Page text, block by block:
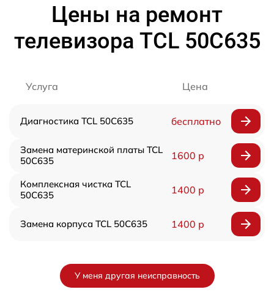
Цены на ремонт
телевизора TCL 50C635
Услуга Цена
Диагностика TCL 50C635 бесплатно
Замена материнской платы TCL
50C635
1600 р
Комплексная чистка TCL
50C635
1400 р
Замена корпуса TCL 50C635 1400 р
У меня другая неисправность